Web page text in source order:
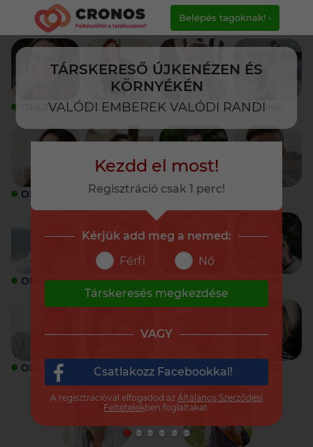
TÁRSKERESŐ ÚJKENÉZEN ÉS
KÖRNYÉKÉN
VALÓDI EMBEREK VALÓDI RANDI
Belépés tagoknak! ›
ONLINE ONLINE ONLINE ONLINE
ONLINE ONLINE ONLINE
ONLINE ONLINE ONLINE ONLINE
ONLINE ONLINE ONLINE
Kezdd el most!
Regisztráció csak 1 perc!
Kérjük add meg a nemed:
Férfi
Nő
Társkeresés megkezdése
VAGY
Csatlakozz Facebookkal!
A regisztrációval elfogadod az Általános Szerződési
Feltételekben foglaltakat.